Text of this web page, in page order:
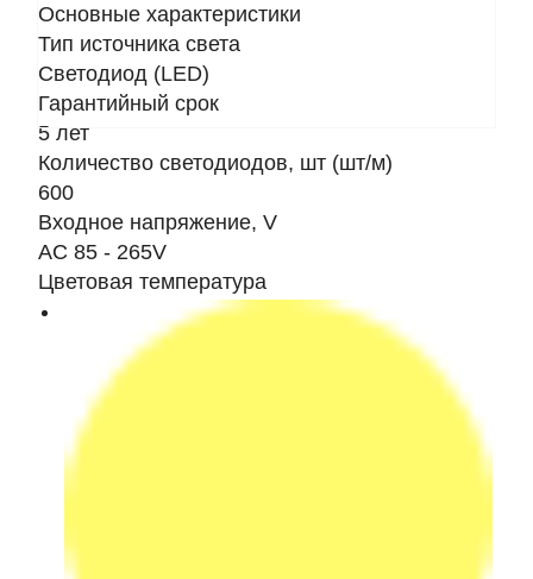
Основные характеристики
Тип источника света
Светодиод (LED)
Гарантийный срок
5 лет
Количество светодиодов, шт (шт/м)
600
Входное напряжение, V
AC 85 - 265V
Цветовая температура